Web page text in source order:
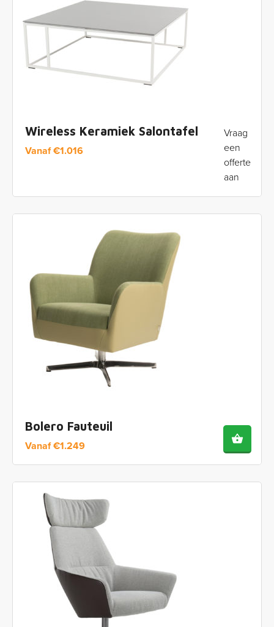
Wireless Keramiek Salontafel
Vanaf€1.016
Vraag
een
offerte
aan
Bolero Fauteuil
Vanaf€1.249